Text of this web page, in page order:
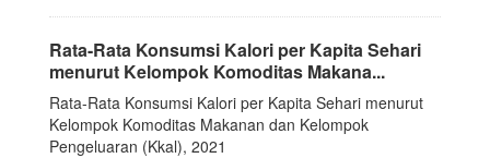
Rata-Rata Konsumsi Kalori per Kapita Sehari
menurut Kelompok Komoditas Makana...
Rata-Rata Konsumsi Kalori per Kapita Sehari menurut
Kelompok Komoditas Makanan dan Kelompok
Pengeluaran (Kkal), 2021